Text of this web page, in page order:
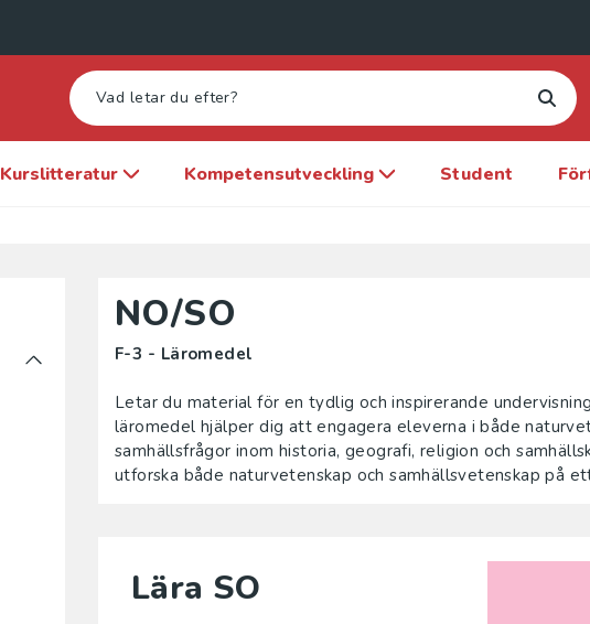
Kurslitteratur Kompetensutveckling Student
NO/SO
F-3 - Läromedel
Letar du material för en tydlig och inspirerande
läromedel hjälper dig att engagera eleverna i både
samhällsfrågor inom historia, geografi, religion och
utforska både naturvetenskap och samhällsvetenskap på
Lära SO